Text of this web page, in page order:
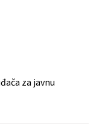
za javnu